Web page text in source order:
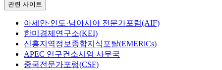
관련 사이트
아세안·인도·남아시아 전문가포럼(AIF)
한미경제연구소(KEI)
신흥지역정보종합지식포탈(EMERiCs)
APEC 연구컨소시엄 사무국
중국전문가포럼(CSF)